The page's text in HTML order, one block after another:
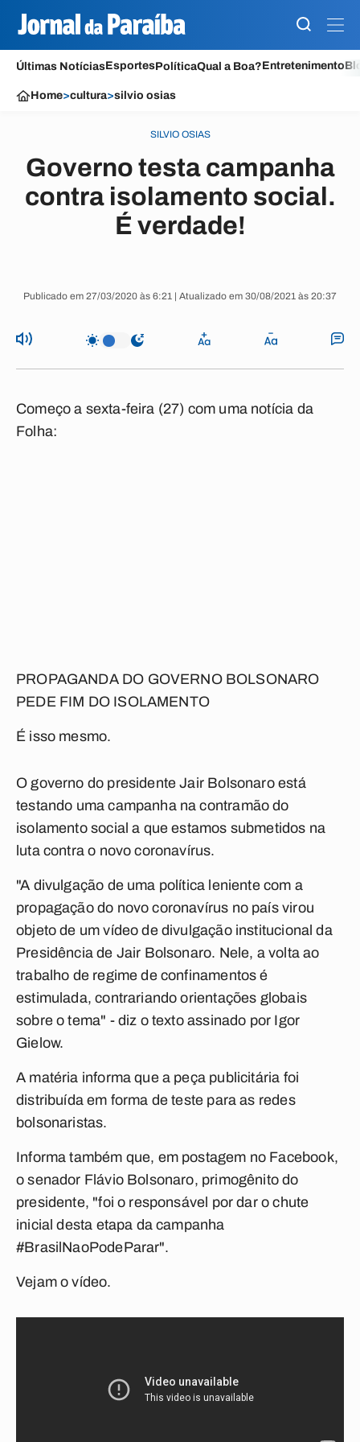
Últimas NotíciasEsportesPolíticaQual a Boa?Entretenimento
Home>cultura>silvio osias
SILVIO OSIAS
Governo testa campanha
contra isolamento social.
É verdade!
Publicado em 27/03/2020 às 6:21 | Atualizado em 30/08/2021 às 20:37
Começo a sexta-feira (27) com uma notícia da
Folha:
PROPAGANDA DO GOVERNO BOLSONARO
PEDE FIM DO ISOLAMENTO
É isso mesmo.
O governo do presidente Jair Bolsonaro está
testando uma campanha na contramão do
isolamento social a que estamos submetidos na
luta contra o novo coronavírus.
"A divulgação de uma política leniente com a
propagação do novo coronavírus no país virou
objeto de um vídeo de divulgação institucional da
Presidência de Jair Bolsonaro. Nele, a volta ao
trabalho de regime de confinamentos é
estimulada, contrariando orientações globais
sobre o tema" - diz o texto assinado por Igor
Gielow.
A matéria informa que a peça publicitária foi
distribuída em forma de teste para as redes
bolsonaristas.
Informa também que, em postagem no Facebook,
o senador Flávio Bolsonaro, primogênito do
presidente, "foi o responsável por dar o chute
inicial desta etapa da campanha
#BrasilNaoPodeParar".
Vejam o vídeo.